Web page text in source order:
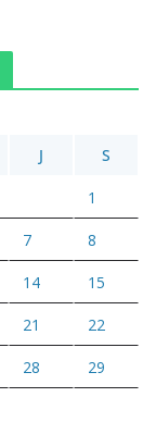
J S
1
7 8
14 15
21 22
28 29